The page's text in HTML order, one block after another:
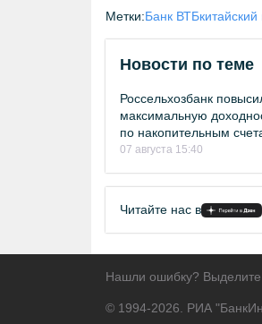
Метки:Банк ВТБ
Новости по теме
Россельхозбанк
максимальную
по накопительным
07 августа 15:40
Читайте нас в
Нашли ошибку? Выделите
© 1994-2026. РИА